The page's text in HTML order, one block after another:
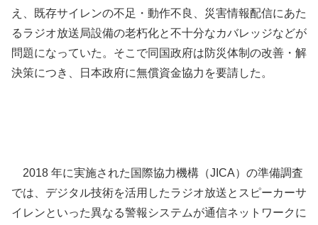
え、既存サイレンの不足・動作不良、災害情報配信にあた
るラジオ放送局設備の老朽化と不十分なカバレッジなどが
問題になっていた。そこで同国政府は防災体制の改善・解
決策につき、日本政府に無償資金協力を要請した。
2018 年に実施された国際協力機構（JICA）の準備調査
では、デジタル技術を活用したラジオ放送とスピーカーサ
イレンといった異なる警報システムが通信ネットワークに